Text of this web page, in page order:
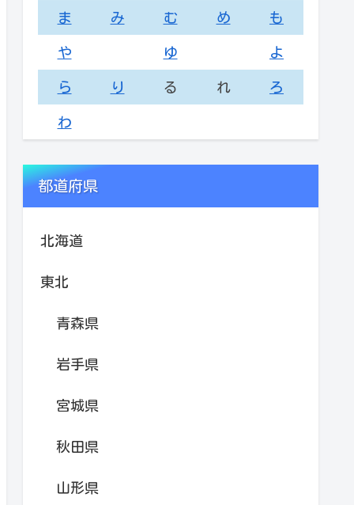
ま み む め も
や ゆ よ
ら り る れ ろ
わ
都道府県
北海道
東北
青森県
岩手県
宮城県
秋田県
山形県